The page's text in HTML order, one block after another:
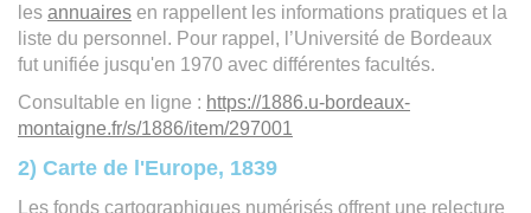
les annuaires en rappellent les informations pratiques et la
liste du personnel. Pour rappel, l’Université de Bordeaux
fut unifiée jusqu'en 1970 avec différentes facultés.
Consultable en ligne : https://1886.u-bordeaux-
montaigne.fr/s/1886/item/297001
2) Carte de l'Europe, 1839
Les fonds cartographiques numérisés offrent une relecture